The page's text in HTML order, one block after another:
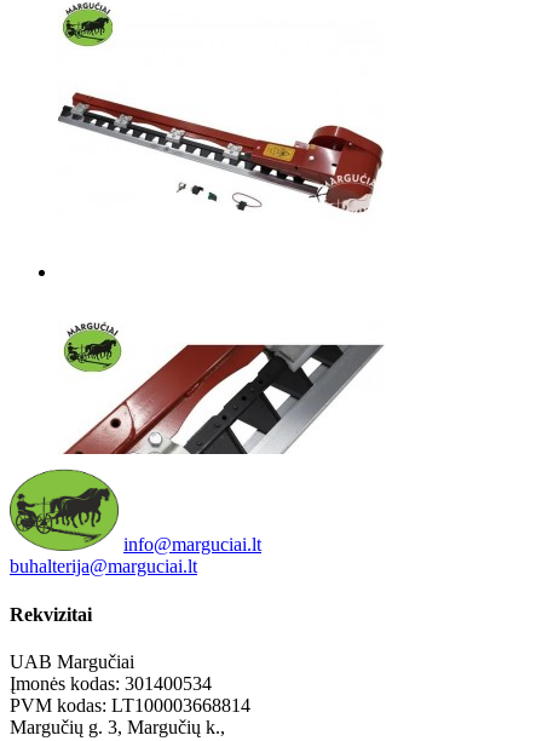
info@marguciai.lt
buhalterija@marguciai.lt
Rekvizitai
UAB Margučiai
Įmonės kodas: 301400534
PVM kodas: LT100003668814
Margučių g. 3, Margučių k.,